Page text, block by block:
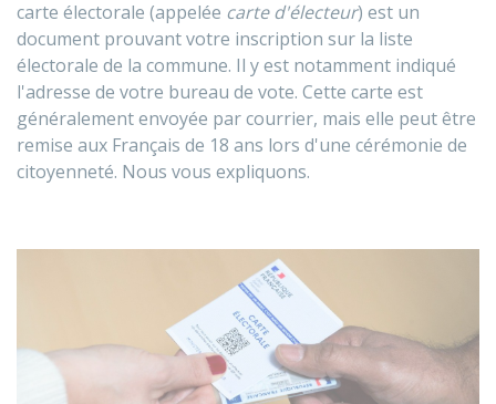
carte électorale (appelée carte d'électeur) est un
document prouvant votre inscription sur la liste
électorale de la commune. Il y est notamment indiqué
l'adresse de votre bureau de vote. Cette carte est
généralement envoyée par courrier, mais elle peut être
remise aux Français de 18 ans lors d'une cérémonie de
citoyenneté. Nous vous expliquons.